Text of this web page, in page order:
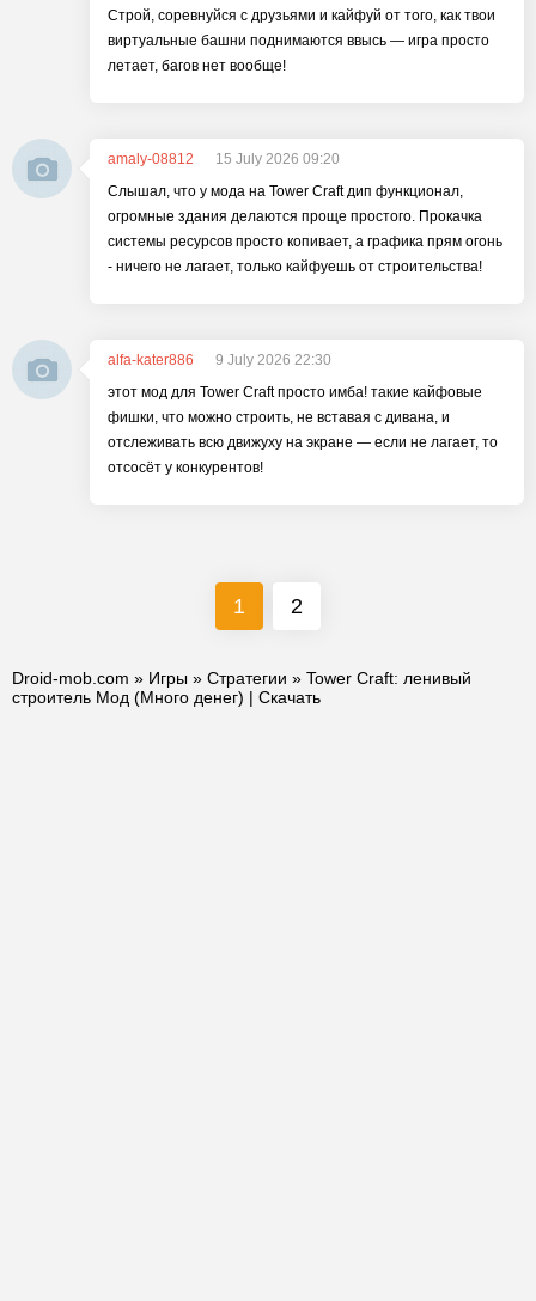
Строй, соревнуйся с друзьями и кайфуй от того, как твои
виртуальные башни поднимаются ввысь — игра просто
летает, багов нет вообще!
amaly-08812
15 July 2026 09:20
Слышал, что у мода на Tower Craft дип функционал,
огромные здания делаются проще простого. Прокачка
системы ресурсов просто копивает, а графика прям огонь
- ничего не лагает, только кайфуешь от строительства!
alfa-kater886
9 July 2026 22:30
этот мод для Tower Craft просто имба! такие кайфовые
фишки, что можно строить, не вставая с дивана, и
отслеживать всю движуху на экране — если не лагает, то
отсосёт у конкурентов!
1 2
Droid-mob.com » Игры » Стратегии » Tower Craft: ленивый
строитель Мод (Много денег) | Скачать